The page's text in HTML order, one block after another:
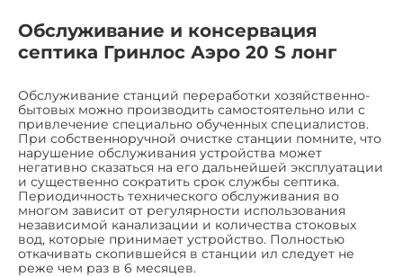
Обслуживание и консервация
септика Гринлос Аэро 20 S лонг
Обслуживание станций переработки хозяйственно-
бытовых можно производить самостоятельно или с
привлечение специально обученных специалистов.
При собственноручной очистке станции помните, что
нарушение обслуживания устройства может
негативно сказаться на его дальнейшей эксплуатации
и существенно сократить срок службы септика.
Периодичность технического обслуживания во
многом зависит от регулярности использования
независимой канализации и количества стоковых
вод, которые принимает устройство. Полностью
откачивать скопившейся в станции ил следует не
реже чем раз в 6 месяцев.